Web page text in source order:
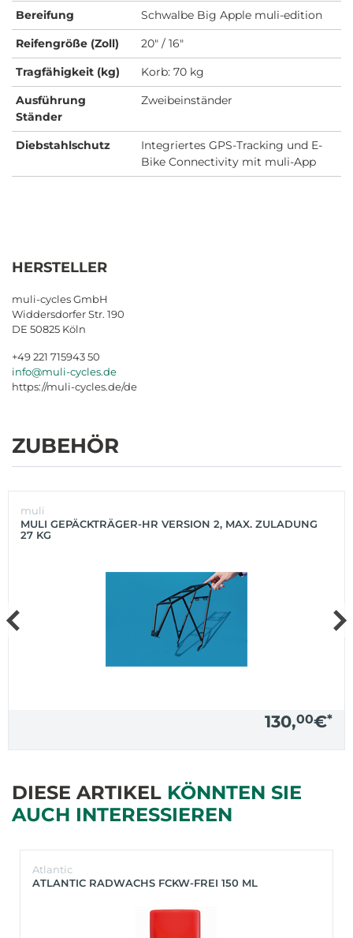
Bereifung
Schwalbe Big Apple muli-edition
Reifengröße (Zoll)
20" / 16"
Tragfähigkeit (kg)
Korb: 70 kg
Ausführung
Ständer
Zweibeinständer
Diebstahlschutz
Integriertes GPS-Tracking und E-
Bike Connectivity mit muli-App
HERSTELLER
muli-cycles GmbH
Widdersdorfer Str. 190
DE 50825 Köln
+49 221 715943 50
info@muli-cycles.de
https://muli-cycles.de/de
ZUBEHÖR
muli
MULI GEPÄCKTRÄGER-HR VERSION 2, MAX. ZULADUNG
27 KG
130,00€*
DIESE ARTIKEL KÖNNTEN SIE
AUCH INTERESSIEREN
Atlantic
ATLANTIC RADWACHS FCKW-FREI 150 ML